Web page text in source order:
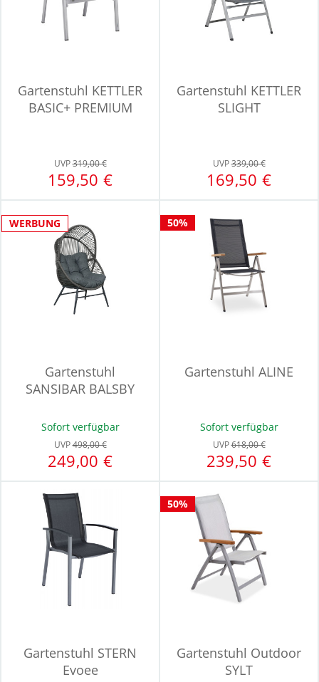
Gartenstuhl KETTLER
BASIC+ PREMIUM
UVP319,00 €
159,50 €
Gartenstuhl KETTLER
SLIGHT
UVP339,00 €
169,50 €
WERBUNG
Gartenstuhl
SANSIBAR BALSBY
Sofort verfügbar
UVP498,00 €
249,00 €
50%
Gartenstuhl ALINE
Sofort verfügbar
UVP618,00 €
239,50 €
Gartenstuhl STERN
Evoee
50%
Gartenstuhl Outdoor
SYLT